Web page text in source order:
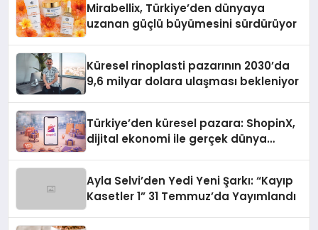
Mirabellix, Türkiye’den dünyaya
uzanan güçlü büyümesini sürdürüyor
Küresel rinoplasti pazarının 2030’da
9,6 milyar dolara ulaşması bekleniyor
Türkiye’den küresel pazara: ShopinX,
dijital ekonomi ile gerçek dünya
Ayla Selvi’den Yedi Yeni Şarkı: “Kayıp
Kasetler 1” 31 Temmuz’da Yayımlandı